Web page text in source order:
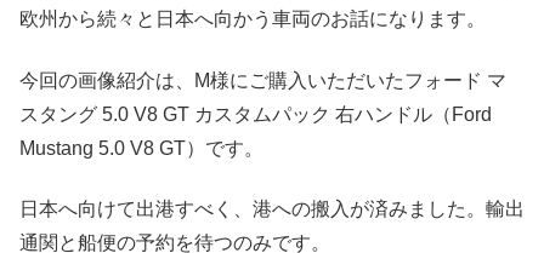
欧州から続々と日本へ向かう車両のお話になります。
今回の画像紹介は、M様にご購入いただいたフォード マ
スタング 5.0 V8 GT カスタムパック 右ハンドル（Ford
Mustang 5.0 V8 GT）です。
日本へ向けて出港すべく、港への搬入が済みました。輸出
通関と船便の予約を待つのみです。